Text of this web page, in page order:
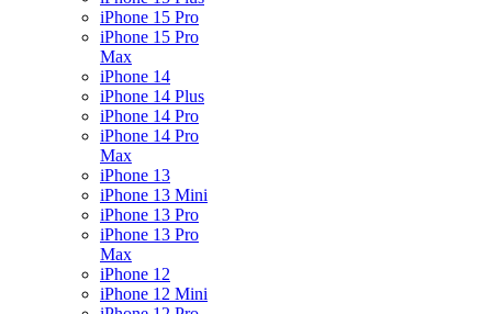
iPhone 15 Pro
iPhone 15 Pro
Max
iPhone 14
iPhone 14 Plus
iPhone 14 Pro
iPhone 14 Pro
Max
iPhone 13
iPhone 13 Mini
iPhone 13 Pro
iPhone 13 Pro
Max
iPhone 12
iPhone 12 Mini